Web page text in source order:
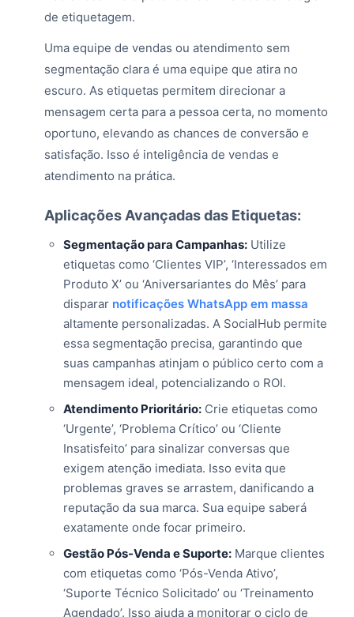
de etiquetagem.
Uma equipe de vendas ou atendimento sem
segmentação clara é uma equipe que atira no
escuro. As etiquetas permitem direcionar a
mensagem certa para a pessoa certa, no momento
oportuno, elevando as chances de conversão e
satisfação. Isso é inteligência de vendas e
atendimento na prática.
Aplicações Avançadas das Etiquetas:
Segmentação para Campanhas: Utilize
etiquetas como ‘Clientes VIP’, ‘Interessados em
Produto X’ ou ‘Aniversariantes do Mês’ para
disparar notificações WhatsApp em massa
altamente personalizadas. A SocialHub permite
essa segmentação precisa, garantindo que
suas campanhas atinjam o público certo com a
mensagem ideal, potencializando o ROI.
Atendimento Prioritário: Crie etiquetas como
‘Urgente’, ‘Problema Crítico’ ou ‘Cliente
Insatisfeito’ para sinalizar conversas que
exigem atenção imediata. Isso evita que
problemas graves se arrastem, danificando a
reputação da sua marca. Sua equipe saberá
exatamente onde focar primeiro.
Gestão Pós-Venda e Suporte: Marque clientes
com etiquetas como ‘Pós-Venda Ativo’,
‘Suporte Técnico Solicitado’ ou ‘Treinamento
Agendado’. Isso ajuda a monitorar o ciclo de